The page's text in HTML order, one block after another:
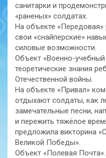
санитарки и
«раненых» солдатах.
На объекте «Передовая»
свои «снайперские»
силовые возможности.
Объект «Военно-учебный
теоретические знания
Отечественной войны.
На объекте «Привал»
отдыхают солдаты, как
замечательные песни,
и пережить тяжёлое
предложила викторина
Великой Победы».
Объект «Полевая